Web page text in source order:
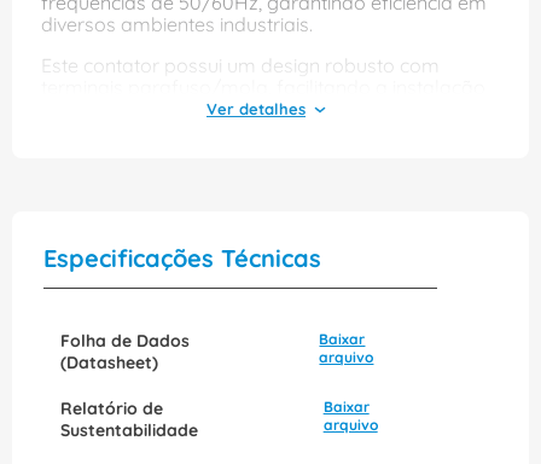
diversos ambientes industriais.
Este contator possui um design robusto com
e manutenção. Com 1 contato normalmente aberto
Especificações Técnicas
Folha de Dados
(Datasheet)
Baixar
arquivo
Relatório de
Sustentabilidade
Baixar
arquivo